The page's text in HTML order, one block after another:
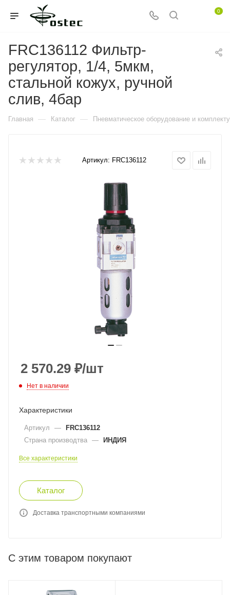
0
FRC136112 Фильтр-
регулятор, 1/4, 5мкм,
стальной кожух, ручной
слив, 4бар
Главная — Каталог — Пневматическое оборудование и
Артикул: FRC136112
2 570.29 ₽/шт
Нет в наличии
Характеристики
Артикул — FRC136112
Страна производтва — ИНДИЯ
Все характеристики
Каталог
Доставка транспортными компаниями
С этим товаром покупают